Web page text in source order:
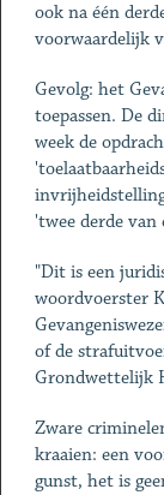
ook na één
voorwaardelijk
Gevolg: het
toepassen. De
week de
'twee derde
"Dit is een
woordvoerster
of de
Grondwettelijk
Zware
kraaien: een
gunst, het is